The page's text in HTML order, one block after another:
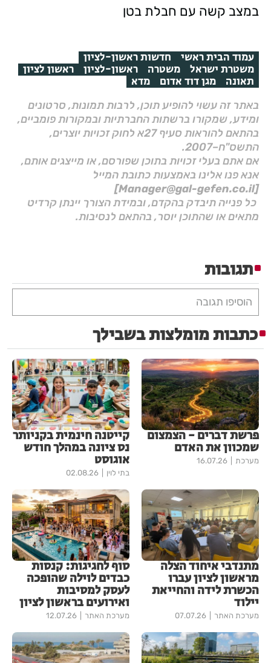
במצב קשה עם חבלת בטן
עמוד הבית ראשי חדשות ראשון-לציון
משטרת ישראל משטרה ראשון-לציון ראשון לציון
תאונה מגן דוד אדום מדא
באתר זה עשוי להופיע תוכן, לרבות תמונות, סרטונים
ומידע, שמקורו ברשתות החברתיות ובמקורות פומביים,
בהתאם להוראות סעיף 27א לחוק זכויות יוצרים,
התשס"ח–2007.
אם אתם בעלי זכויות בתוכן שפורסם, או מייצגים אותם,
אנא פנו אלינו באמצעות כתובת המייל
[Manager@gal-gefen.co.il]
כל פנייה תיבדק בהקדם, ובמידת הצורך יינתן קרדיט
מתאים או שהתוכן יוסר, בהתאם לנסיבות.
תגובות
הוסיפו תגובה
כתבות מומלצות בשבילך
פרשת דברים - הצמצום
שמכוון את האדם
מערכת 16.07.26
קייטנה חינמית בקניותר
נס ציונה במהלך חודש
אוגוסט
בתי לוין 02.08.26
מתנדבי איחוד הצלה
מראשון לציון עברו
הכשרת לידה והחייאת
יילוד
מערכת האתר 07.07.26
סוף לחגיגות: קנסות
כבדים לוילה שהופכה
לעסק למסיבות
ואירועים בראשון לציון
מערכת האתר 12.07.26